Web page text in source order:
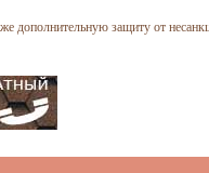
дополнительную защиту от